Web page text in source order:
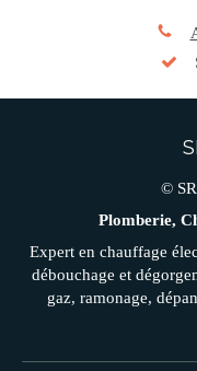
©
Plomberie,
Expert en chauffage
débouchage et
gaz, ramonage,